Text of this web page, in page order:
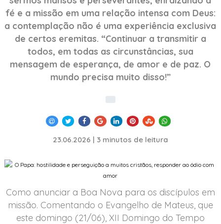
fé e a missão em uma relação intensa com Deus:
a contemplação não é uma experiência exclusiva
de certos eremitas. “Continuar a transmitir a
todos, em todas as circunstâncias, sua
mensagem de esperança, de amor e de paz. O
mundo precisa muito disso!”
23.06.2026 | 3 minutos de leitura
Como anunciar a Boa Nova para os discípulos em
missão. Comentando o Evangelho de Mateus, que
este domingo (21/06), XII Domingo do Tempo